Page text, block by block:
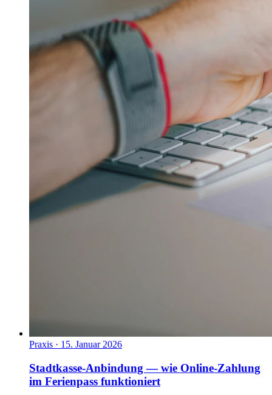
Praxis · 15. Januar 2026
Stadtkasse-Anbindung — wie Online-Zahlung
im Ferienpass funktioniert